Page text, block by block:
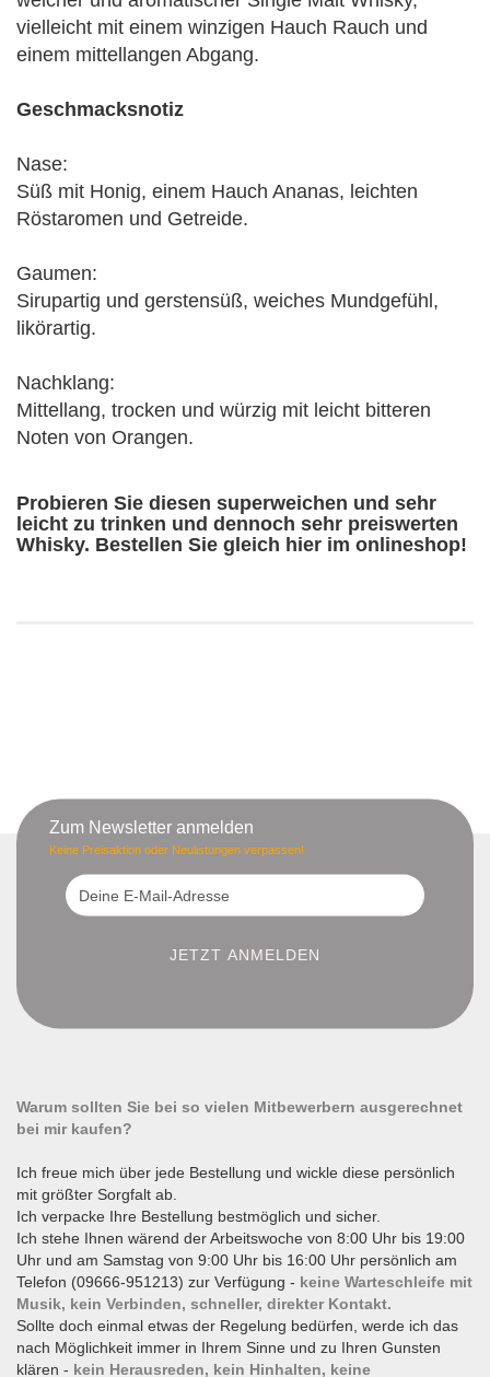
vielleicht mit einem winzigen Hauch Rauch und
einem mittellangen Abgang.
Geschmacksnotiz
Nase:
Süß mit Honig, einem Hauch Ananas, leichten
Röstaromen und Getreide.
Gaumen:
Sirupartig und gerstensüß, weiches Mundgefühl,
likörartig.
Nachklang:
Mittellang, trocken und würzig mit leicht bitteren
Noten von Orangen.
Probieren Sie diesen superweichen und sehr
leicht zu trinken und dennoch sehr preiswerten
Whisky. Bestellen Sie gleich hier im onlineshop!
Zum Newsletter anmelden
Keine Preisaktion oder Neulistungen verpassen!
Warum sollten Sie bei so vielen Mitbewerbern ausgerechnet
bei mir kaufen?
Ich freue mich über jede Bestellung und wickle diese persönlich
mit größter Sorgfalt ab.
Ich verpacke Ihre Bestellung bestmöglich und sicher.
Ich stehe Ihnen wärend der Arbeitswoche von 8:00 Uhr bis 19:00
Uhr und am Samstag von 9:00 Uhr bis 16:00 Uhr persönlich am
Telefon (09666-951213) zur Verfügung - keine Warteschleife mit
Musik, kein Verbinden, schneller, direkter Kontakt.
Sollte doch einmal etwas der Regelung bedürfen, werde ich das
nach Möglichkeit immer in Ihrem Sinne und zu Ihren Gunsten
klären - kein Herausreden, kein Hinhalten, keine